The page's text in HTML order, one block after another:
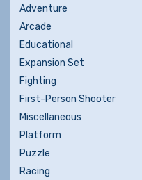
Adventure
Arcade
Educational
Expansion Set
Fighting
First-Person Shooter
Miscellaneous
Platform
Puzzle
Racing